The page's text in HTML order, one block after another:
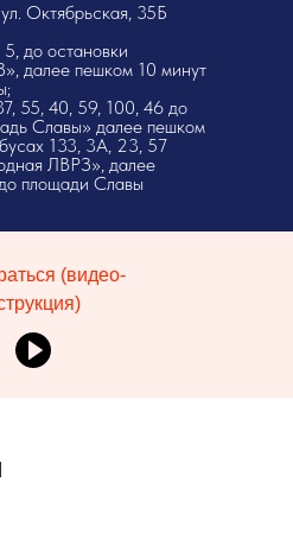
Октябрьская, 35Б
до остановки
далее пешком 10 минут
55, 40, 59, 100, 46 до
Славы» далее пешком
133, 3А, 23, 57
ЛВРЗ», далее
площади Славы
(видео-